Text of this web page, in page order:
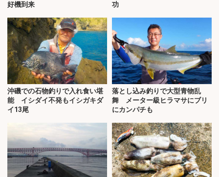
好機到来
功
沖磯での石物釣りで入れ食い堪
能 イシダイ不発もイシガキダ
イ13尾
落とし込み釣りで大型青物乱
舞 メーター級ヒラマサにブリ
にカンパチも